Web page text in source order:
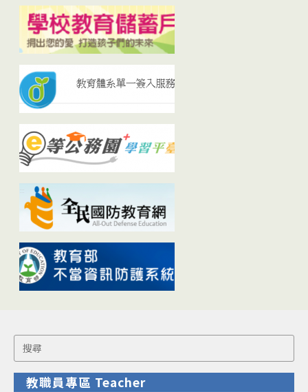
Search
for:
教職員專區 Teacher